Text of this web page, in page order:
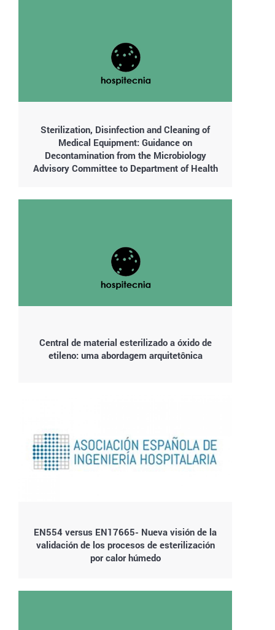
Sterilization, Disinfection and Cleaning of
Medical Equipment: Guidance on
Decontamination from the Microbiology
Advisory Committee to Department of Health
Central de material esterilizado a óxido de
etileno: uma abordagem arquitetônica
EN554 versus EN17665- Nueva visión de la
validación de los procesos de esterilización
por calor húmedo